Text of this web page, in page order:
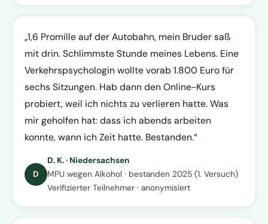
1,6 Promille auf der Autobahn, mein Bruder saß
mit drin. Schlimmste Stunde meines Lebens. Eine
Verkehrspsychologin wollte vorab 1.800 Euro für
sechs Sitzungen. Hab dann den Online-Kurs
probiert, weil ich nichts zu verlieren hatte. Was
mir geholfen hat: dass ich abends arbeiten
konnte, wann ich Zeit hatte. Bestanden.
D
D. K. · Niedersachsen
MPU wegen Alkohol · bestanden 2025 (1. Versuch)
Verifizierter Teilnehmer · anonymisiert